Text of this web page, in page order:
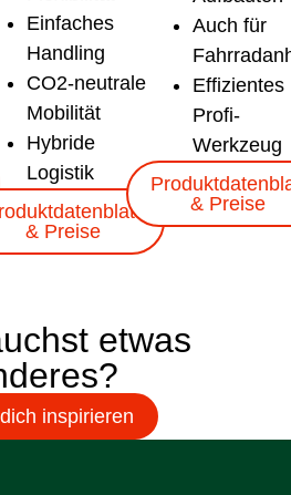
Einfaches
Handling
CO2-neutrale
Mobilität
Hybride
Logistik
& Preise
Auch für
Effizientes
Profi-
Werkzeug
& Preise
Spaces
& Events
Feiern
etwas
inspirieren